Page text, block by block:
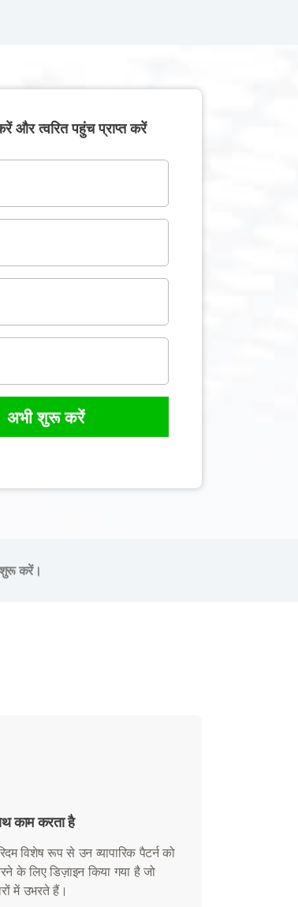
और त्वरित पहुंच प्राप्त करें
अभी शुरू करें
शुरू करें।
काम करता है
विशेष रूप से उन व्यापारिक पैटर्न को
के लिए डिज़ाइन किया गया है जो
में उभरते हैं।